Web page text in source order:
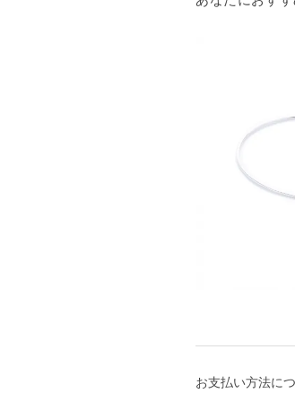
お支払い方法に